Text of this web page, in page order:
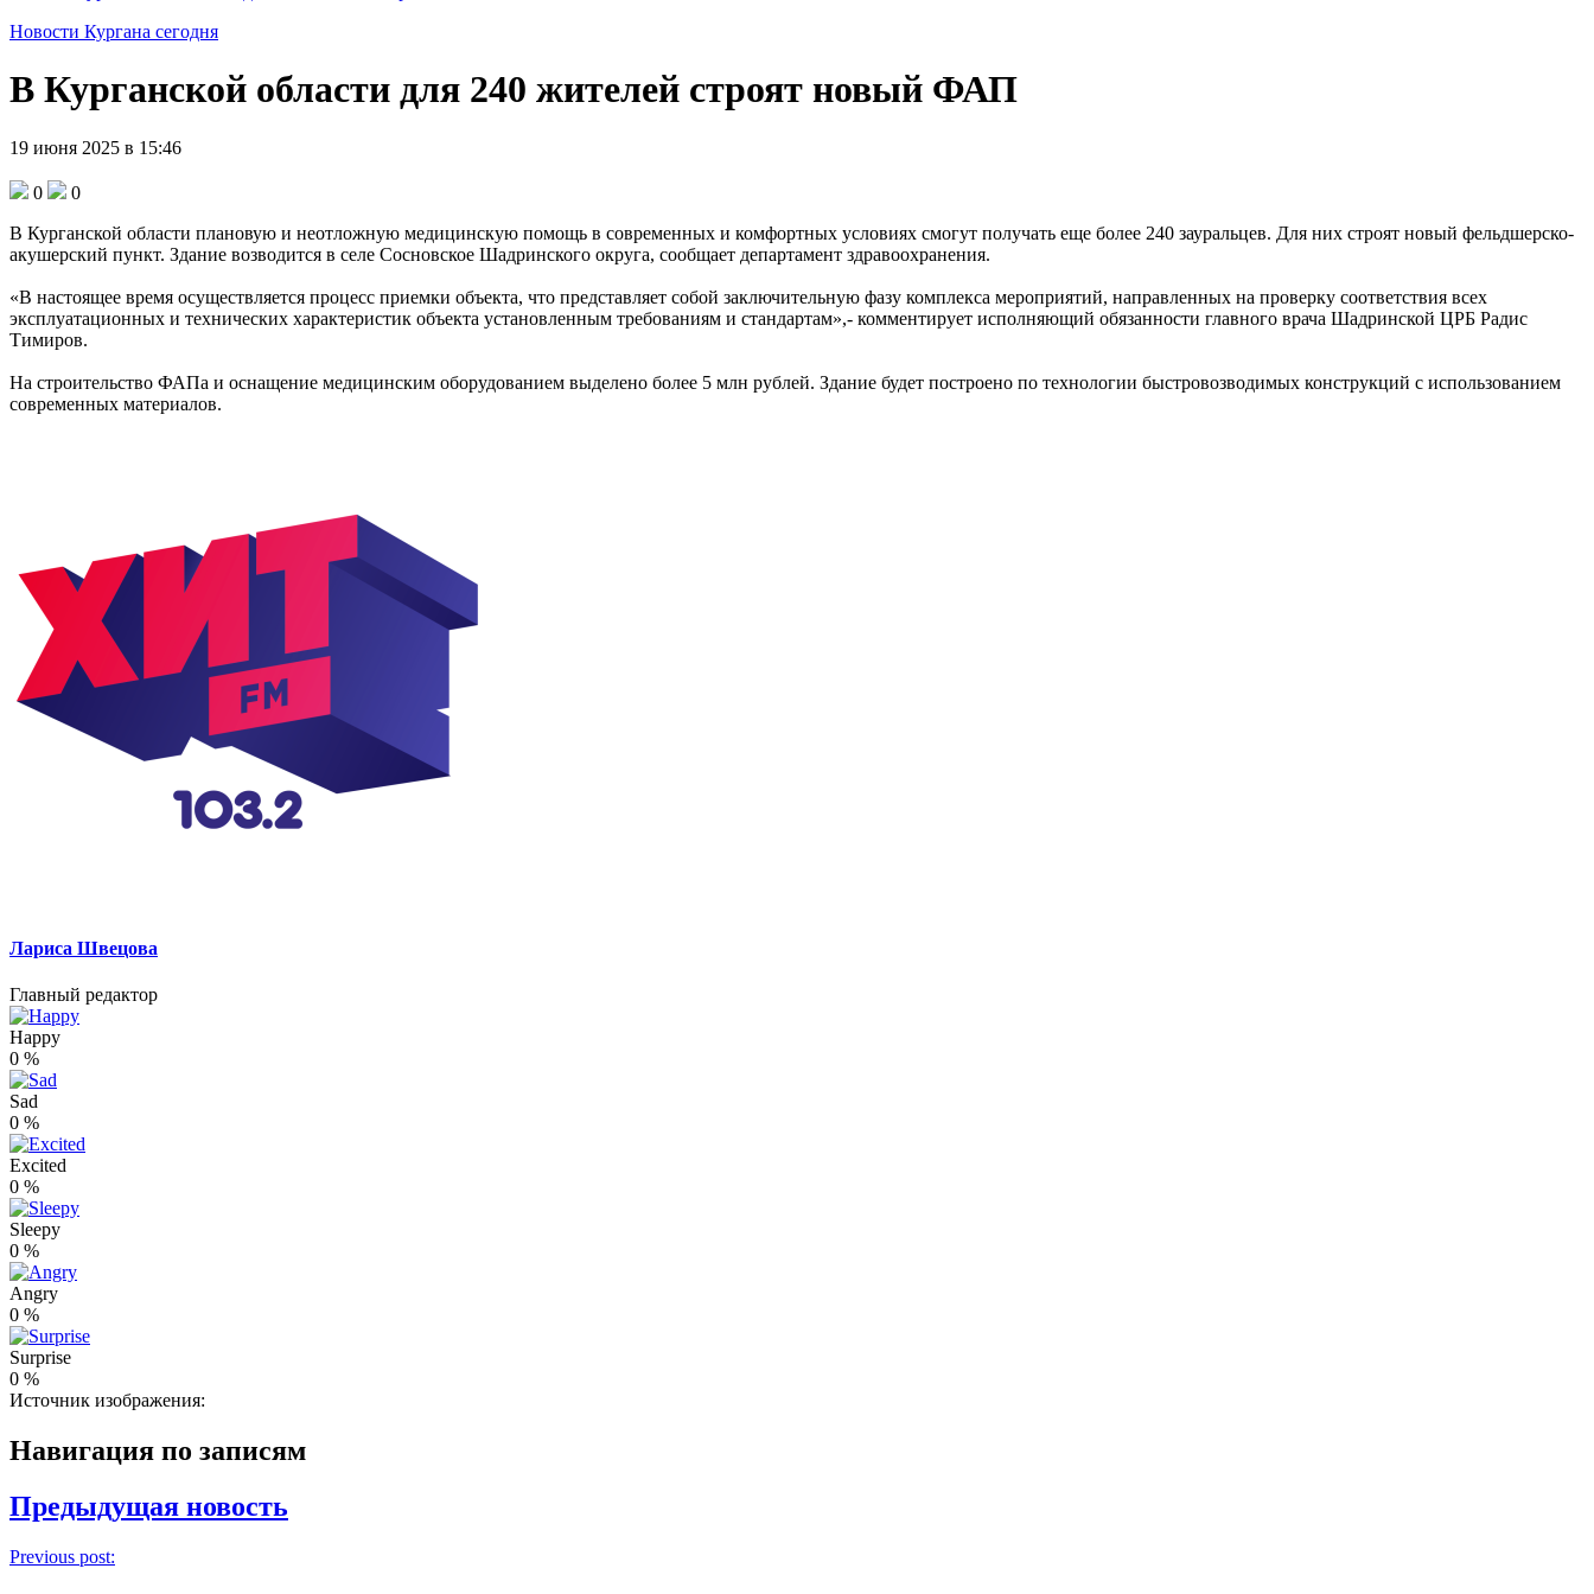
Новости Кургана сегодня
В Курганской области для 240 жителей строят новый ФАП
19 июня 2025 в 15:46
0
0
В Курганской области плановую и неотложную медицинскую помощь в современных и комфортных условиях смогут получать еще более 240 зауральцев. Для них строят новый фельдшерско-
акушерский пункт. Здание возводится в селе Сосновское Шадринского округа, сообщает департамент здравоохранения.
«В настоящее время осуществляется процесс приемки объекта, что представляет собой заключительную фазу комплекса мероприятий, направленных на проверку соответствия всех
эксплуатационных и технических характеристик объекта установленным требованиям и стандартам»,- комментирует исполняющий обязанности главного врача Шадринской ЦРБ Радис
Тимиров.
На строительство ФАПа и оснащение медицинским оборудованием выделено более 5 млн рублей. Здание будет построено по технологии быстровозводимых конструкций с использованием
современных материалов.
Лариса Швецова
Главный редактор
Happy
0 %
Sad
0 %
Excited
0 %
Sleepy
0 %
Angry
0 %
Surprise
0 %
Источник изображения:
Навигация по записям
Предыдущая новость
Previous post: